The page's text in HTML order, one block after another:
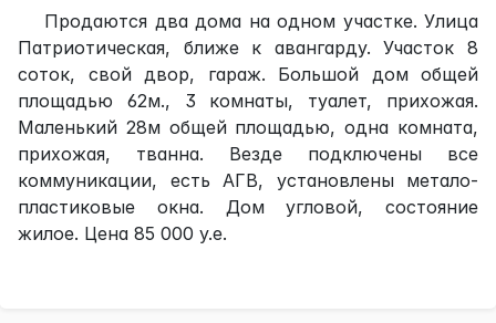
Продаются два дома на одном участке. Улица
Патриотическая, ближе к авангарду. Участок 8
соток, свой двор, гараж. Большой дом общей
площадью 62м., 3 комнаты, туалет, прихожая.
Маленький 28м общей площадью, одна комната,
прихожая, тванна. Везде подключены все
коммуникации, есть АГВ, установлены метало-
пластиковые окна. Дом угловой, состояние
жилое. Цена 85 000 у.е.